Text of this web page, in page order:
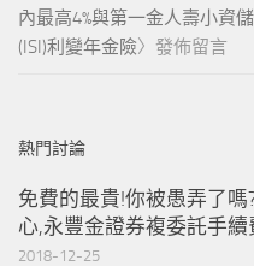
內最高4%與第一金人壽小資
(ISI)利變年金險〉發佈留言
熱門討論
免費的最貴!你被愚弄了
心,永豐金證券複委託手續
2018-12-25